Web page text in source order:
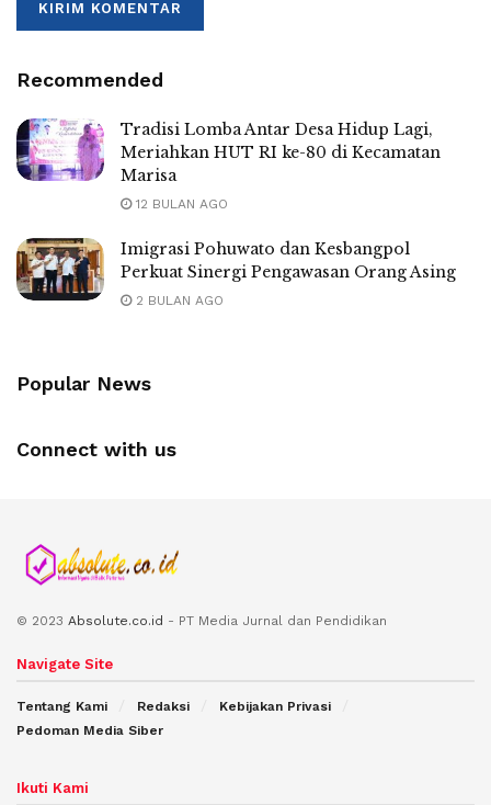
Recommended
Tradisi Lomba Antar Desa Hidup Lagi,
Meriahkan HUT RI ke-80 di Kecamatan
Marisa
12 BULAN AGO
Imigrasi Pohuwato dan Kesbangpol
Perkuat Sinergi Pengawasan Orang Asing
2 BULAN AGO
Popular News
Connect with us
© 2023 Absolute.co.id - PT Media Jurnal dan Pendidikan
Navigate Site
Tentang Kami Redaksi
Kebijakan Privasi
Pedoman Media Siber
Ikuti Kami